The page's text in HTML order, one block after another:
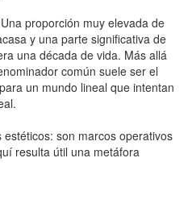
proporción muy elevada de
y una parte significativa de
una década de vida. Más allá
común suele ser el
un mundo lineal que intentan
son marcos operativos
resulta útil una metáfora